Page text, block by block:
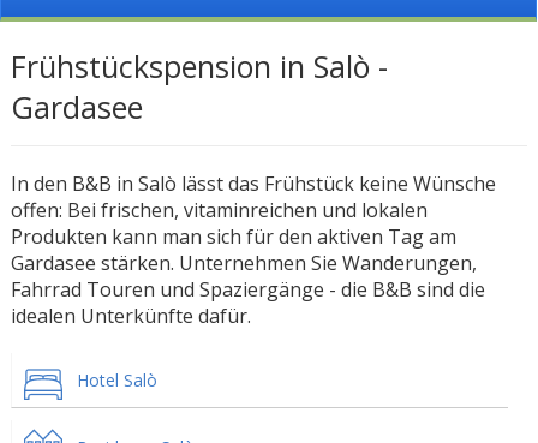
Frühstückspension in Salò -
Gardasee
In den B&B in Salò lässt das Frühstück keine Wünsche
offen: Bei frischen, vitaminreichen und lokalen
Produkten kann man sich für den aktiven Tag am
Gardasee stärken. Unternehmen Sie Wanderungen,
Fahrrad Touren und Spaziergänge - die B&B sind die
idealen Unterkünfte dafür.
Hotel Salò